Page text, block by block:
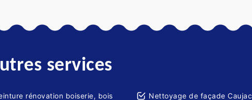
services
rénovation boiserie, bois
Nettoyage de façade Caujac